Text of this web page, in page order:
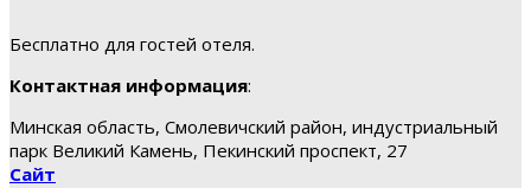
Бесплатно для гостей отеля.
Контактная информация:
Минская область, Смолевичский район, индустриальный
парк Великий Камень, Пекинский проспект, 27
Сайт